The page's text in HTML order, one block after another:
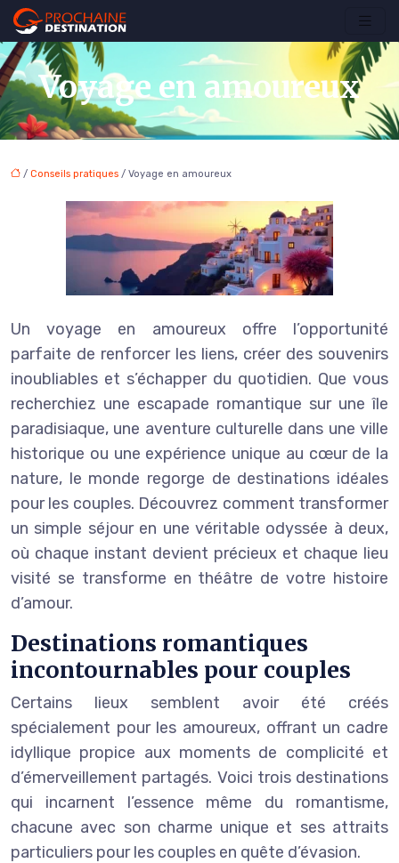
Voyage en amoureux
/ Conseils pratiques / Voyage en amoureux
Un voyage en amoureux offre l’opportunité
parfaite de renforcer les liens, créer des souvenirs
inoubliables et s’échapper du quotidien. Que vous
recherchiez une escapade romantique sur une île
paradisiaque, une aventure culturelle dans une ville
historique ou une expérience unique au cœur de la
nature, le monde regorge de destinations idéales
pour les couples. Découvrez comment transformer
un simple séjour en une véritable odyssée à deux,
où chaque instant devient précieux et chaque lieu
visité se transforme en théâtre de votre histoire
d’amour.
Destinations romantiques
incontournables pour couples
Certains lieux semblent avoir été créés
spécialement pour les amoureux, offrant un cadre
idyllique propice aux moments de complicité et
d’émerveillement partagés. Voici trois destinations
qui incarnent l’essence même du romantisme,
chacune avec son charme unique et ses attraits
particuliers pour les couples en quête d’évasion.